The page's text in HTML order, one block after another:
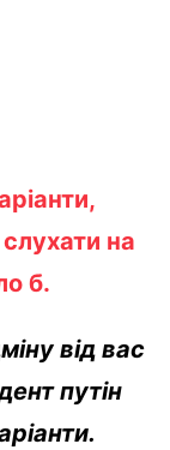
на
б.
від вас
путін